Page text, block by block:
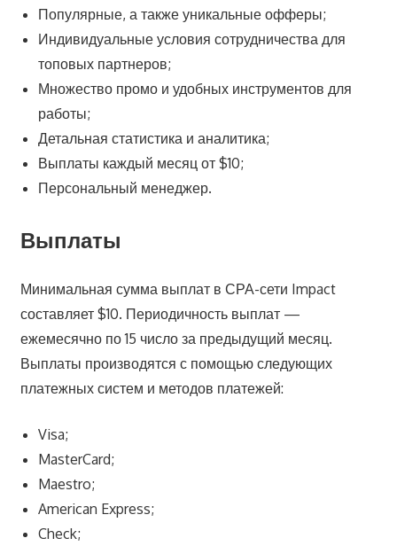
Популярные, а также уникальные офферы;
Индивидуальные условия сотрудничества для
топовых партнеров;
Множество промо и удобных инструментов для
работы;
Детальная статистика и аналитика;
Выплаты каждый месяц от $10;
Персональный менеджер.
Выплаты
Минимальная сумма выплат в СРА-сети Impact
составляет $10. Периодичность выплат —
ежемесячно по 15 число за предыдущий месяц.
Выплаты производятся с помощью следующих
платежных систем и методов платежей:
Visa;
MasterCard;
Maestro;
American Express;
Check;